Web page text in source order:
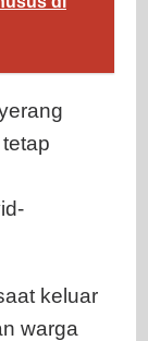
keluar
warga